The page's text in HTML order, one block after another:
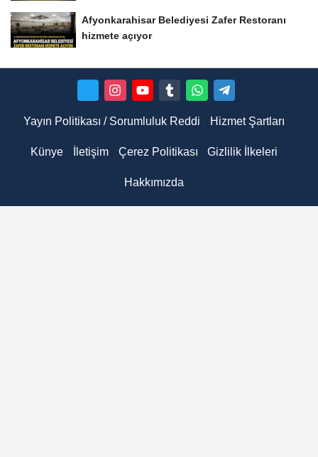
Afyonkarahisar Belediyesi Zafer Restoranı
hizmete açıyor
Yayın Politikası / Sorumluluk Reddi Hizmet Şartları
Künye İletişim Çerez Politikası Gizlilik İlkeleri
Hakkımızda